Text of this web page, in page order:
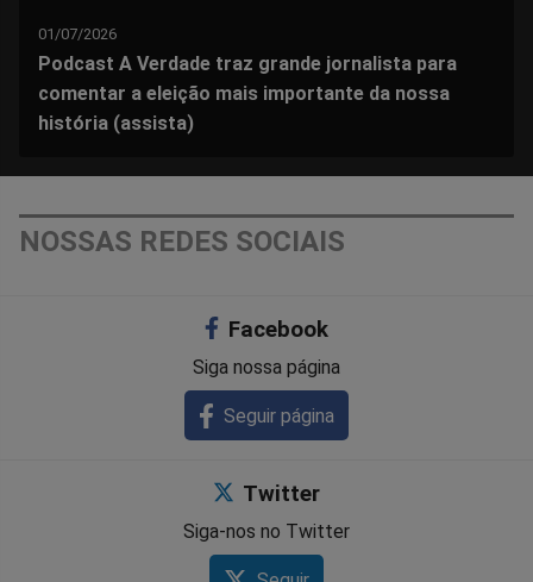
01/07/2026
Podcast A Verdade traz grande jornalista para
comentar a eleição mais importante da nossa
história (assista)
NOSSAS REDES SOCIAIS
Facebook
Siga nossa página
Seguir página
Twitter
Siga-nos no Twitter